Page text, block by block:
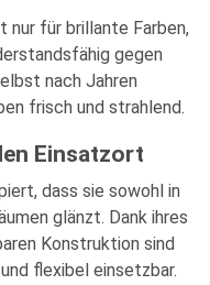
nur für brillante Farben,
gegen
nach Jahren
frisch und strahlend.
Einsatzort
dass sie sowohl in
glänzt. Dank ihres
Konstruktion sind
flexibel einsetzbar.